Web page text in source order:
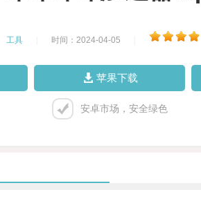
工具 时间：2024-04-05
苹果下载
安卓市场，安全绿色